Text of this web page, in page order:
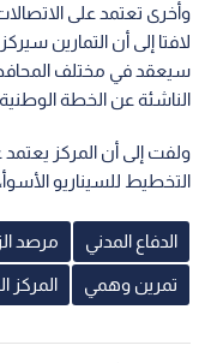
وأخرى تعتمد على
لافتا إلى أن التمارين
سيعقد في مختلف
الناشئة عن الخطة الوطنية
ولفت إلى أن المركز
التخطيط للسيناريو
الدفاع المدني مرصد
تمرين وهمي المركز